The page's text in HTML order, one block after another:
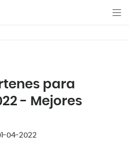
04-2022
para
- Mejores